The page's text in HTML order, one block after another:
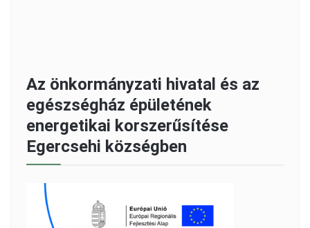
Az önkormányzati hivatal és az
egészségház épületének
energetikai korszerűsítése
Egercsehi községben